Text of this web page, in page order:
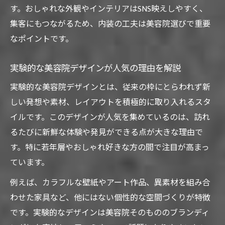
す。おしゃれな外観やインテリアはSNS映えしやすく、
集客にもつながるため、内装の工夫は美容院選びで重要
なポイントです。
実験的な美容院デザインが人気の理由を解説
実験的な美容院デザインとは、従来の枠にとらわれず新
しい発想や素材、レイアウトを積極的に取り入れるスタ
イルです。このデザインが人気を集めているのは、訪れ
るたびに新鮮な体験や発見ができる点が大きな理由で
す。特に若年層やおしゃれ好きな方の間で注目が高まっ
ています。
例えば、カラフルな壁紙やアート作品、異素材を組み合
わせた家具など、他にはない個性的な空間づくりが特徴
です。実験的なデザインは美容院そのもののブランディ